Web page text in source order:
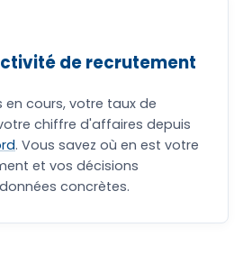
de recrutement
en cours, votre taux de
chiffre d'affaires depuis
. Vous savez où en est votre
et vos décisions
concrètes.